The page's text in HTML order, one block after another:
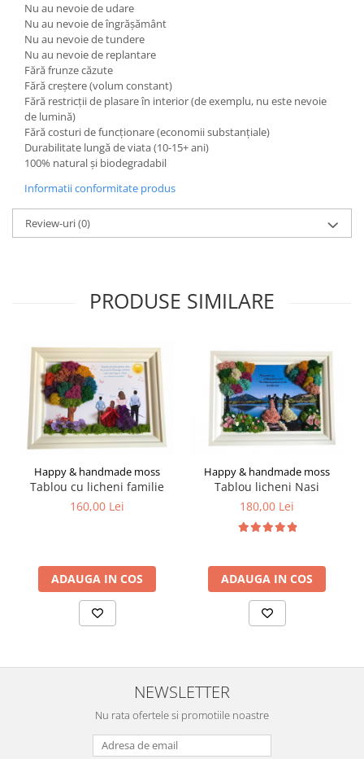
Nu au nevoie de udare
Nu au nevoie de îngrășământ
Nu au nevoie de tundere
Nu au nevoie de replantare
Fără frunze căzute
Fără creștere (volum constant)
Fără restricții de plasare în interior (de exemplu, nu este nevoie
de lumină)
Fără costuri de funcționare (economii substanțiale)
Durabilitate lungă de viata (10-15+ ani)
100% natural și biodegradabil
Informatii conformitate produs
Review-uri(0)
PRODUSE SIMILARE
Happy & handmade moss
Tablou cu licheni familie
160,00 Lei
ADAUGA IN COS
Happy & handmade moss
Tablou licheni Nasi
180,00 Lei
ADAUGA IN COS
NEWSLETTER
Nu rata ofertele si promotiile noastre